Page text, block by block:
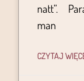
natt”.
man
CZYTAJ